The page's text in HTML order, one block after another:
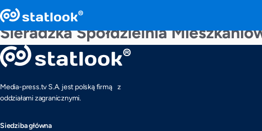
Sieradzka Spółdzielnia
Media-press.tv S.A. jest polską firmą z
oddziałami zagranicznymi.
Siedziba główna